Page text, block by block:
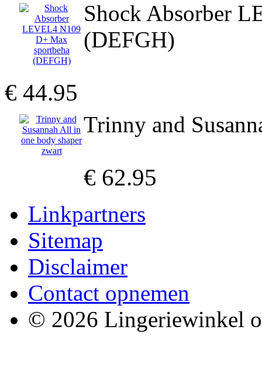
Shock Absorber
(DEFGH)
€ 44.95
Trinny and
€ 62.95
Linkpartners
Sitemap
Disclaimer
Contact opnemen
© 2026 Lingeriewinkel